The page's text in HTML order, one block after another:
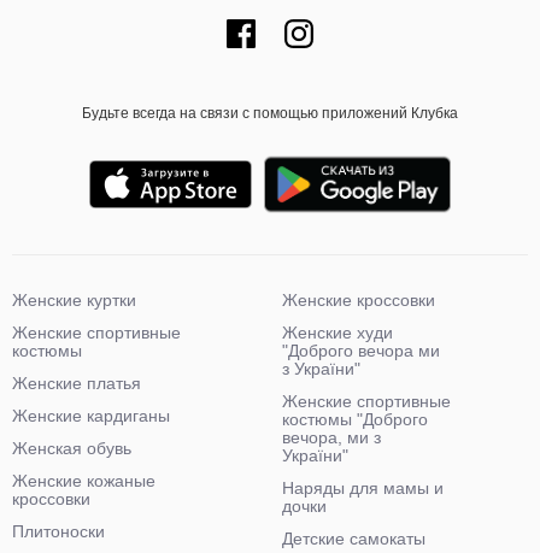
Будьте всегда на связи с помощью приложений Клубка
Женские куртки
Женские спортивные
костюмы
Женские платья
Женские кардиганы
Женская обувь
Женские кожаные
кроссовки
Плитоноски
Женские кроссовки
Женские худи
"Доброго вечора ми
з України"
Женские спортивные
костюмы "Доброго
вечора, ми з
України"
Наряды для мамы и
дочки
Детские самокаты